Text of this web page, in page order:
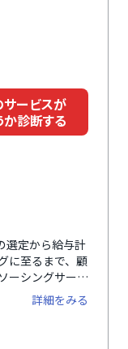
サービスが
か診断する
選定から給与計
に至るまで、顧
ーシングサービ
業務負担を軽減
詳細をみる